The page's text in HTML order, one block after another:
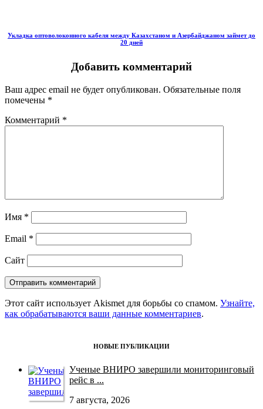
Укладка оптоволоконного кабеля между Казахстаном и Азербайджаном займет до
20 дней
Добавить комментарий
Ваш адрес email не будет опубликован. Обязательные поля
помечены *
Комментарий *
Имя *
Email *
Сайт
Этот сайт использует Akismet для борьбы со спамом. Узнайте,
как обрабатываются ваши данные комментариев.
НОВЫЕ ПУБЛИКАЦИИ
Ученые ВНИРО завершили мониторинговый
рейс в ...
7 августа, 2026